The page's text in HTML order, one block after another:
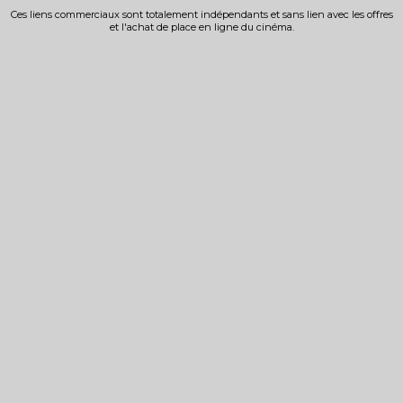
Ces liens commerciaux sont totalement indépendants et sans lien avec les offres
et l'achat de place en ligne du cinéma.